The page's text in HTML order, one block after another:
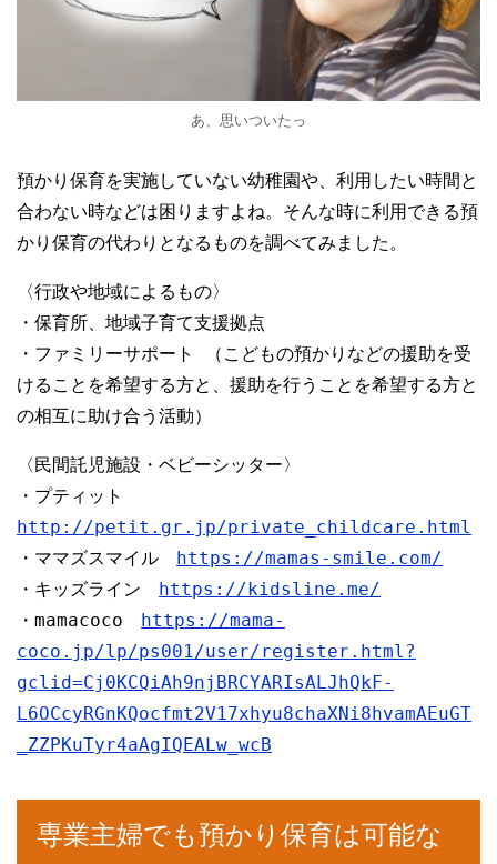
あ、思いついたっ
預かり保育を実施していない幼稚園や、利用したい時間と
合わない時などは困りますよね。そんな時に利用できる預
かり保育の代わりとなるものを調べてみました。
〈行政や地域によるもの〉
・保育所、地域子育て支援拠点
・ファミリーサポート （こどもの預かりなどの援助を受
けることを希望する方と、援助を行うことを希望する方と
の相互に助け合う活動）
〈民間託児施設・ベビーシッター〉
・プティット
http://petit.gr.jp/private_childcare.html
・ママズスマイル
https://mamas-smile.com/
・キッズライン
https://kidsline.me/
・mamacoco
https://mama-
coco.jp/lp/ps001/user/register.html?
gclid=Cj0KCQiAh9njBRCYARIsALJhQkF-
L6OCcyRGnKQocfmt2V17xhyu8chaXNi8hvamAEuGT
_ZZPKuTyr4aAgIQEALw_wcB
専業主婦でも預かり保育は可能な